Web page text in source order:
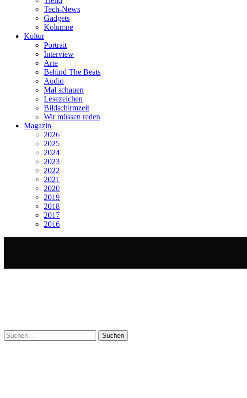
Tech-News
Gadgets
Kolumne
Kultur
Portrait
Interview
Arte
Behind The Beats
Audio
Mal schauen
Lesezeichen
Bildschirmzeit
Wir müssen reden
Magazin
2026
2025
2024
2023
2022
2021
2020
2019
2018
2017
2016
Suchen
nach: